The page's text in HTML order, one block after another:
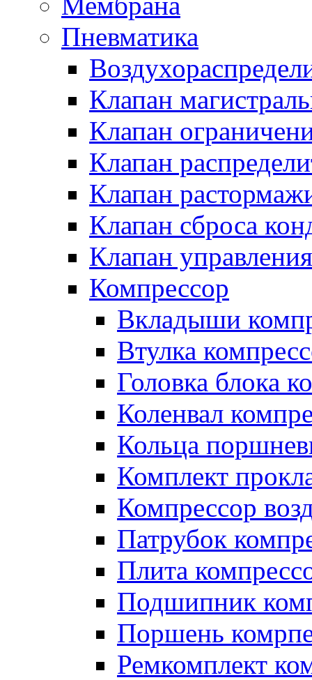
Пневматика
Клапан
Клапан
Клапан
Клапан
Клапан сброса
Клапан управления
Компрессор
Вкладыши
Втулка
Головка блока
Коленвал
Кольца
Комплект
Компрессор
Патрубок
Плита
Подшипник
Поршень
Ремкомплект